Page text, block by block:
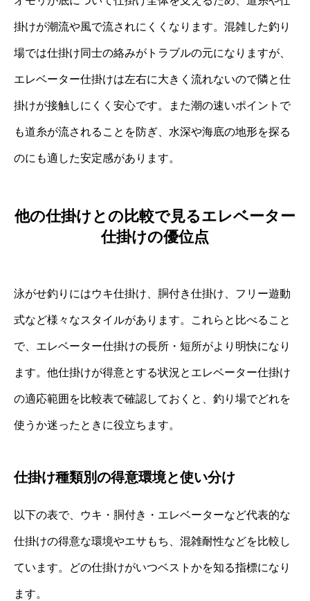
掛けが潮流や風で流されにくくなります。混雑した釣り
場では仕掛け同士の絡みがトラブルの元になりますが、
エレベーター仕掛けは左右に大きく流れないので隣と仕
掛けが接触しにくく安心です。また潮の速いポイントで
も道糸が流されることを防ぎ、水深や海底の地形を探る
のにも適した安定感があります。
他の仕掛けとの比較で見るエレベーター
仕掛けの優位点
泳がせ釣りにはウキ仕掛け、胴付き仕掛け、フリー遊動
式など様々なスタイルがあります。これらと比べること
で、エレベーター仕掛けの長所・短所がより明快になり
ます。他仕掛けが得意とする状況とエレベーター仕掛け
の適応範囲を比較表で確認しておくと、釣り場でどれを
使うか迷ったときに役立ちます。
仕掛け種類別の得意環境と使い分け
以下の表で、ウキ・胴付き・エレベーターなど代表的な
仕掛けの得意な環境やエサもち、混雑耐性などを比較し
ています。どの仕掛けがいつベストかを知る指標になり
ます。